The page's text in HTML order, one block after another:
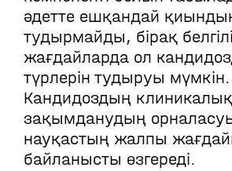
әдетте ешқандай
тудырмайды, бірақ
жағдайларда ол
түрлерін тудыруы мүмкін.
Кандидоздың клиникалық
зақымданудың
науқастың жалпы
байланысты өзгереді.